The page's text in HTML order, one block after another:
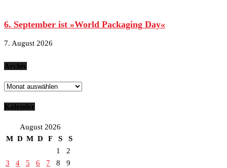
6. September ist »World Packaging Day«
7. August 2026
Archiv
Archiv
Kalender
August 2026
M D M D F S
S
1
2
3
4 5 6 7 8
9